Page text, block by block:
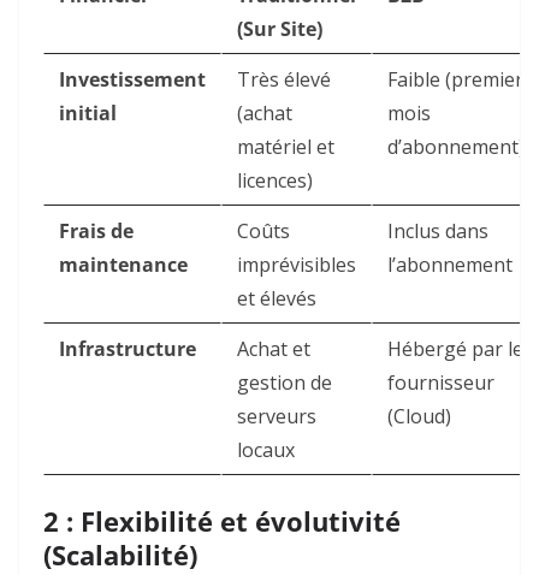
(Sur Site)
Investissement
initial
Très élevé
(achat
matériel et
licences)
Faible (premier
mois
d’abonnement)
Frais de
maintenance
Coûts
imprévisibles
et élevés
Inclus dans
l’abonnement
Infrastructure
Achat et
gestion de
serveurs
locaux
Hébergé par le
fournisseur
(Cloud)
2 : Flexibilité et évolutivité
(Scalabilité)